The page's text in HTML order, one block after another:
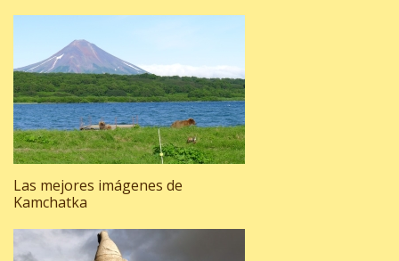
Las mejores imágenes de
Kamchatka